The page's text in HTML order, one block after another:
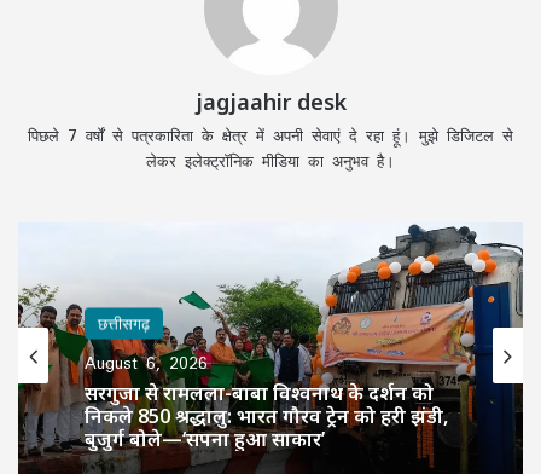
jagjaahir desk
पिछले 7 वर्षों से पत्रकारिता के क्षेत्र में अपनी सेवाएं दे रहा हूं। मुझे डिजिटल से
लेकर इलेक्ट्रॉनिक मीडिया का अनुभव है।
छत्तीसगढ़
August 6, 2026
सरगुजा से रामलला-बाबा विश्वनाथ के दर्शन को
निकले 850 श्रद्धालु: भारत गौरव ट्रेन को हरी झंडी,
बुजुर्ग बोले—‘सपना हुआ साकार’